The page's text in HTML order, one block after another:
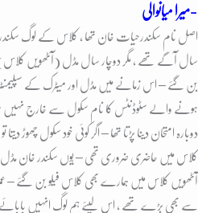
میرا میانوالی-
اصل نام سکندرحیات خان تھا ، کلاس کے لوگ
سال آگے تھے ، مگر دوچار سال مڈل (آٹھویں
بن گئے – اس زمانے میں مڈل اور میٹرک کے
ہونے والے سٹوڈنٹس کا نام سکول سے خارج نہیں
دوبارہ امتحان دینا پڑتا تھا – اگر کوئی خود سکول
کلاس میں حاضری ضروری تھی – یُوں سکندر خان
آٹھویں کلاس میں ہمارے بھی کلاس فیلو بن گئے –
سے بھی بڑے تھے ، اس لیئے ہم لوگ انہیں